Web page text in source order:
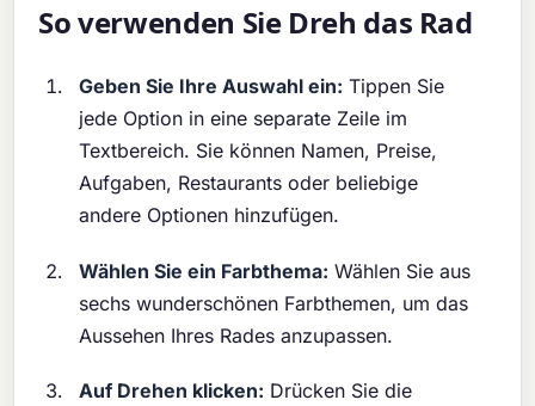
So verwenden Sie Dreh das Rad
Geben Sie Ihre Auswahl ein: Tippen Sie
jede Option in eine separate Zeile im
Textbereich. Sie können Namen, Preise,
Aufgaben, Restaurants oder beliebige
andere Optionen hinzufügen.
Wählen Sie ein Farbthema: Wählen Sie aus
sechs wunderschönen Farbthemen, um das
Aussehen Ihres Rades anzupassen.
Auf Drehen klicken: Drücken Sie die